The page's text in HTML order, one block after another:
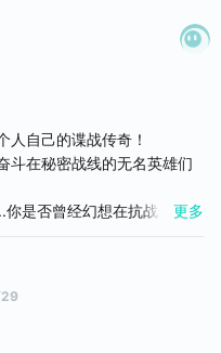
人自己的谍战传奇！
斗在秘密战线的无名英雄们
是否曾经幻想在抗战年代，
？乱世谍战，守护初心，
报，扭转乾坤，你的选择
更多